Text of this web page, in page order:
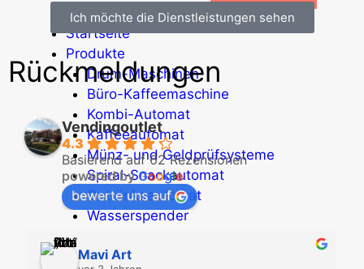
Startseite
Produkte
Drum-Maschinen
Büro-Kaffeemaschine
Kombi-Automat
Kaffeeautomat
Münz- und Geldprüfsysteme
Spiral-Snackautomat
Getränkeautomat
Wasserspender
Weitere Automaten
Ich möchte die Dienstleistungen sehen
Rückmeldungen
Vendingoutlet
4.3
Basierend auf 62 Rezensionen
powered byGoogle
bewerte uns auf
Mavi Art